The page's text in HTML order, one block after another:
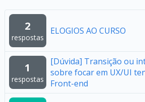
2
respostas
ELOGIOS AO CURSO
1
respostas
[Dúvida] Transição ou
sobre focar em UX/UI
Front-end